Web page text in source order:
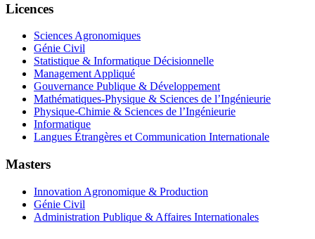
Licences
Sciences Agronomiques
Génie Civil
Statistique & Informatique Décisionnelle
Management Appliqué
Gouvernance Publique & Développement
Mathématiques-Physique & Sciences de l’Ingénieurie
Physique-Chimie & Sciences de l’Ingénieurie
Informatique
Langues Étrangères et Communication Internationale
Masters
Innovation Agronomique & Production
Génie Civil
Administration Publique & Affaires Internationales